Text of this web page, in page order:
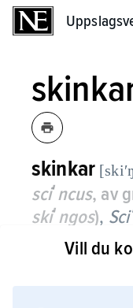
skinkar
sciʹncus, av
skiʹngos),
över 1 000
Vill du